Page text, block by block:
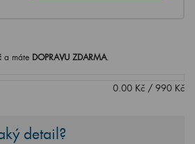
a máte DOPRAVU ZDARMA.
0.00 Kč / 990 Kč
detail?